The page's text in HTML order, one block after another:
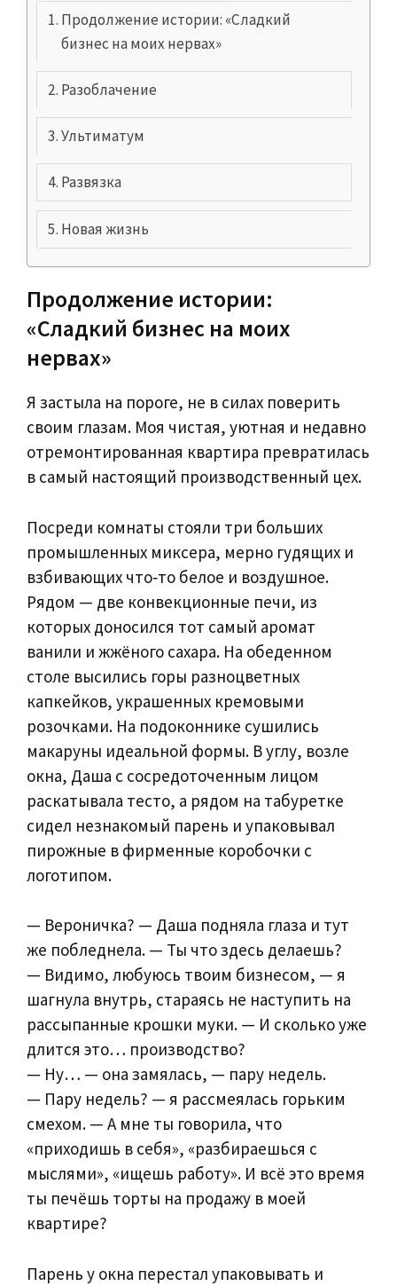
Продолжение истории: «Сладкий
бизнес на моих нервах»
Разоблачение
Ультиматум
Развязка
Новая жизнь
Продолжение истории:
«Сладкий бизнес на моих
нервах»
Я застыла на пороге, не в силах поверить
своим глазам. Моя чистая, уютная и недавно
отремонтированная квартира превратилась
в самый настоящий производственный цех.
Посреди комнаты стояли три больших
промышленных миксера, мерно гудящих и
взбивающих что‑то белое и воздушное.
Рядом — две конвекционные печи, из
которых доносился тот самый аромат
ванили и жжёного сахара. На обеденном
столе высились горы разноцветных
капкейков, украшенных кремовыми
розочками. На подоконнике сушились
макаруны идеальной формы. В углу, возле
окна, Даша с сосредоточенным лицом
раскатывала тесто, а рядом на табуретке
сидел незнакомый парень и упаковывал
пирожные в фирменные коробочки с
логотипом.
— Вероничка? — Даша подняла глаза и тут
же побледнела. — Ты что здесь делаешь?
— Видимо, любуюсь твоим бизнесом, — я
шагнула внутрь, стараясь не наступить на
рассыпанные крошки муки. — И сколько уже
длится это… производство?
— Ну… — она замялась, — пару недель.
— Пару недель? — я рассмеялась горьким
смехом. — А мне ты говорила, что
«приходишь в себя», «разбираешься с
мыслями», «ищешь работу». И всё это время
ты печёшь торты на продажу в моей
квартире?
Парень у окна перестал упаковывать и